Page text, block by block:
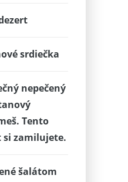
srdiečka
nepečený
Tento
si zamilujete.
šalátom